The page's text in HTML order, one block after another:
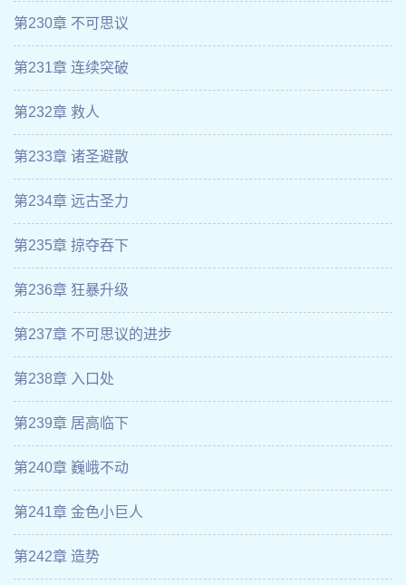
第230章 不可思议
第231章 连续突破
第232章 救人
第233章 诸圣避散
第234章 远古圣力
第235章 掠夺吞下
第236章 狂暴升级
第237章 不可思议的进步
第238章 入口处
第239章 居高临下
第240章 巍峨不动
第241章 金色小巨人
第242章 造势